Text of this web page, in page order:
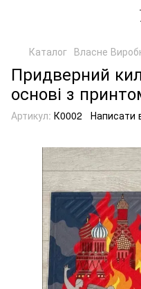
Каталог Власне
Придверний
основі з
Артикул: К0002 Написати